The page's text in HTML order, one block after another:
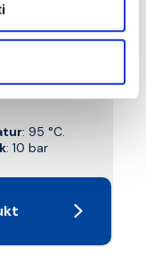
und
M30x1,5
: 95 °C.
: 10 bar